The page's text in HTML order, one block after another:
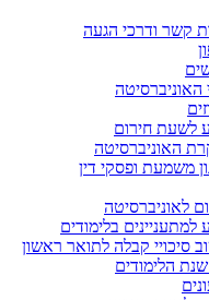
קשר ודרכי הגעה
האוניברסיטה
לשעת חירום
האוניברסיטה
משמעת ופסקי דין
לאוניברסיטה
למתעניינים בלימודים
סיכויי קבלה לתואר ראשון
הלימודים